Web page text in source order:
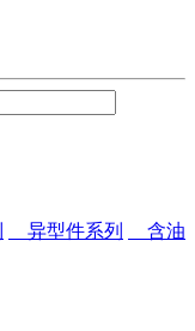
异型件系列
含油